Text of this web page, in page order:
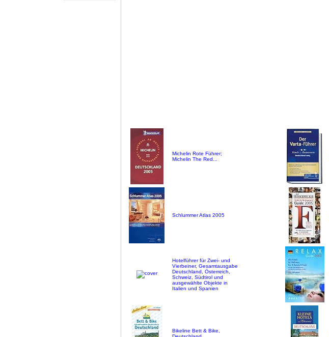
Michelin Rote Führer;
Michelin The Red...
Schlummer Atlas 2005
Hotelführer für Zwei- und
Vierbeiner, Gesamtausgabe
Deutschland, Österreich,
Schweiz, Südtirol und
ausgewählte Objekte in
Italien und Spanien
Bikeline Bett & Bike,